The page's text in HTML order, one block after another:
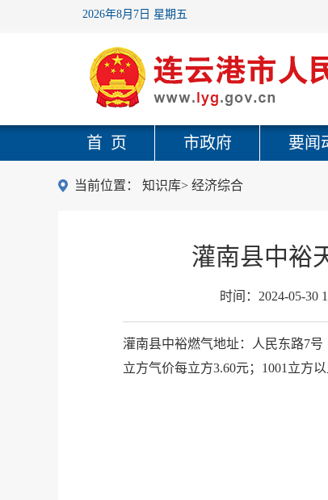
2026年8月7日 星期五
首 页 市政府 要闻
当前位置： 知识库> 经济综合
灌南县中裕
时间： 2024-05-30
灌南县中裕燃气地址：人民东路7号
立方气价每立方3.60元；1001立方以